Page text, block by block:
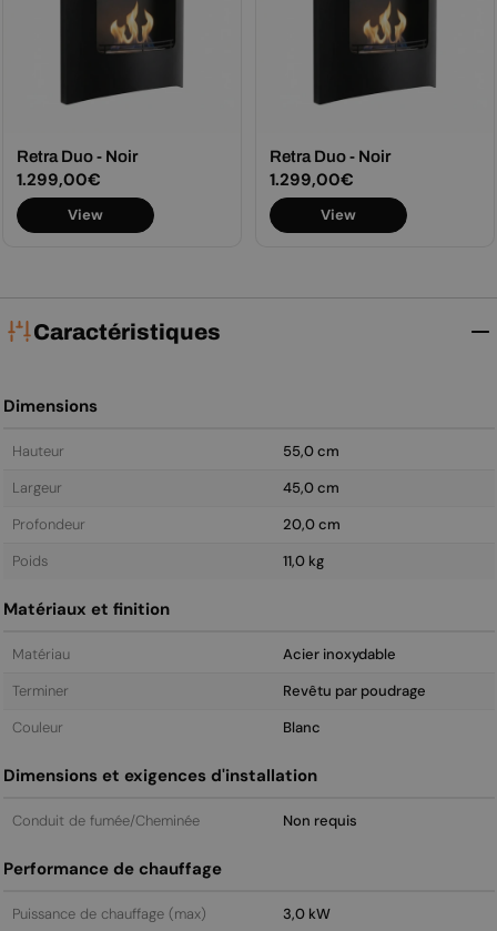
Retra Duo - Noir
Prix
régulier
1.299,00€
View
Retra Duo - Noir
Prix
régulier
1.299,00€
View
Caractéristiques
Dimensions
Hauteur
55,0 cm
Largeur
45,0 cm
Profondeur
20,0 cm
Poids
11,0 kg
Matériaux et finition
Matériau
Acier inoxydable
Terminer
Revêtu par poudrage
Couleur
Blanc
Dimensions et exigences d'installation
Conduit de fumée/Cheminée Non requis
Performance de chauffage
Puissance de chauffage (max) 3,0 kW